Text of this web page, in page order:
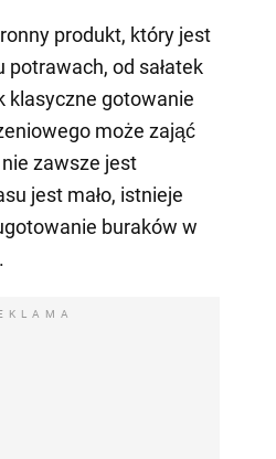
produkt, który jest
od sałatek
klasyczne gotowanie
może zająć
zawsze jest
jest mało, istnieje
buraków w